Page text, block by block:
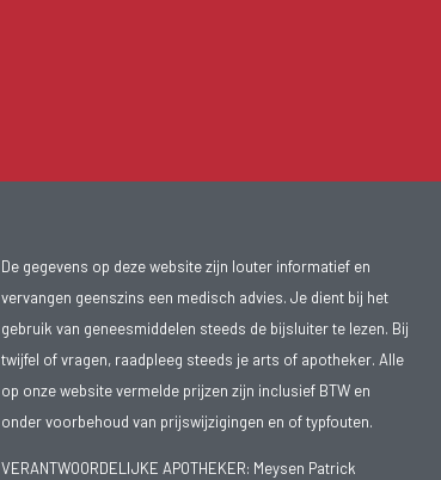
De gegevens op deze website zijn louter informatief en
vervangen geenszins een medisch advies. Je dient bij het
gebruik van geneesmiddelen steeds de bijsluiter te lezen. Bij
twijfel of vragen, raadpleeg steeds je arts of apotheker. Alle
op onze website vermelde prijzen zijn inclusief BTW en
onder voorbehoud van prijswijzigingen en of typfouten.
VERANTWOORDELIJKE APOTHEKER: Meysen Patrick